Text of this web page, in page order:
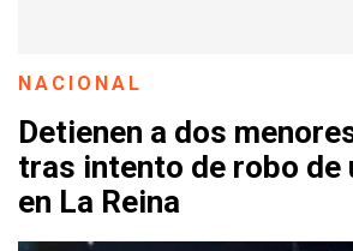
NACIONAL
Detienen a dos
tras intento de robo de
en La Reina